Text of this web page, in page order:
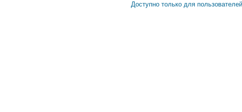
Доступно только для пользователей